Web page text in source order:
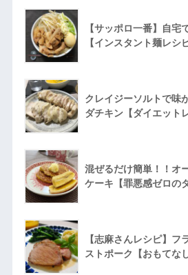
【サッポロ一番】自宅
【インスタント麺レシピ
クレイジーソルトで味
ダチキン【ダイエット
混ぜるだけ簡単！！オ
ケーキ【罪悪感ゼロの
【志麻さんレシピ】フ
ストポーク【おもてな